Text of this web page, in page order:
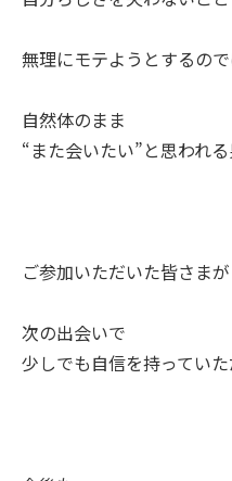
無理にモテようとするので
自然体のまま
“また会いたい”と思われる
ご参加いただいた皆さまが
次の出会いで
少しでも自信を持ってい